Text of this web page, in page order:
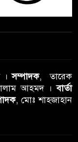
ওপর হামলার
দ্বিতীয় বারের
কাউন্সিলের
।সম্পাদক, তারেক
আহমদ ।বার্তা
, মোঃ শাহজাহান